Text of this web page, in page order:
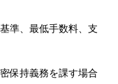
準、最低手数料、支
保持義務を課す場合